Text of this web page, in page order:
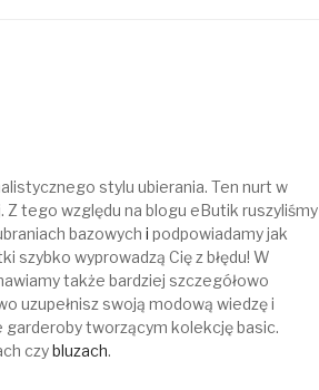
stylu ubierania. Ten nurt w
tego względu na blogu eButik ruszyliśmy
bazowych i podpowiadamy jak
szybko wyprowadzą Cię z błędu! W
także bardziej szczegółowo
uzupełnisz swoją modową wiedzę i
tworzącym kolekcję basic.
czybluzach.